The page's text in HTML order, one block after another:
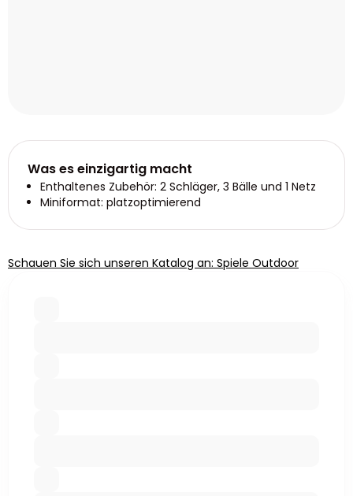
Was es einzigartig macht
Enthaltenes Zubehör: 2 Schläger, 3 Bälle und 1 Netz
Miniformat: platzoptimierend
Schauen Sie sich unseren Katalog an: Spiele Outdoor